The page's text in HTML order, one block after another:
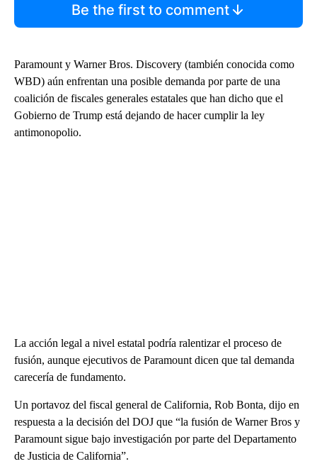
Be the first to comment
Paramount y Warner Bros. Discovery (también conocida como
WBD) aún enfrentan una posible demanda por parte de una
coalición de fiscales generales estatales que han dicho que el
Gobierno de Trump está dejando de hacer cumplir la ley
antimonopolio.
La acción legal a nivel estatal podría ralentizar el proceso de
fusión, aunque ejecutivos de Paramount dicen que tal demanda
carecería de fundamento.
Un portavoz del fiscal general de California, Rob Bonta, dijo en
respuesta a la decisión del DOJ que “la fusión de Warner Bros y
Paramount sigue bajo investigación por parte del Departamento
de Justicia de California”.